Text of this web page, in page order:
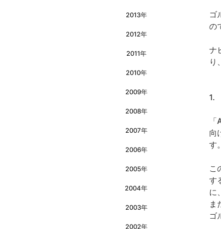
2013年
2012年
2011年
2010年
2009年
2008年
2007年
2006年
2005年
2004年
2003年
2002年
ゴ
の
ナ
り
1.
向
す。
こ
す
に
ま
ゴ